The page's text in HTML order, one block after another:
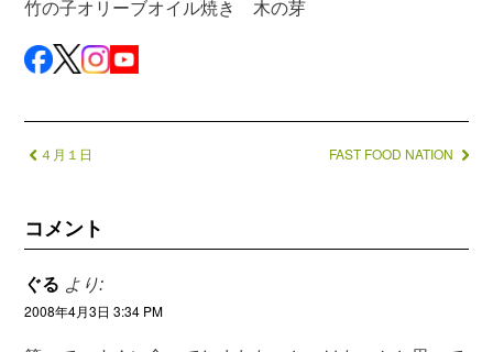
竹の子オリーブオイル焼き 木の芽
４月１日 FAST FOOD NATION
コメント
ぐる より:
2008年4月3日 3:34 PM